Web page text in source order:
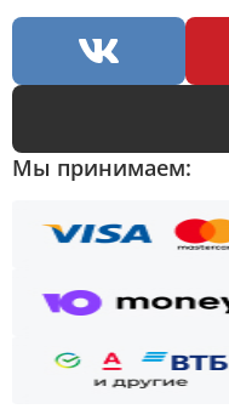
Мы принимаем: